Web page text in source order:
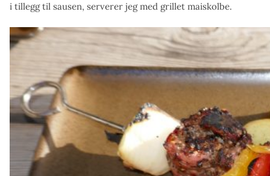
i tillegg til sausen, serverer jeg med grillet maiskolbe.